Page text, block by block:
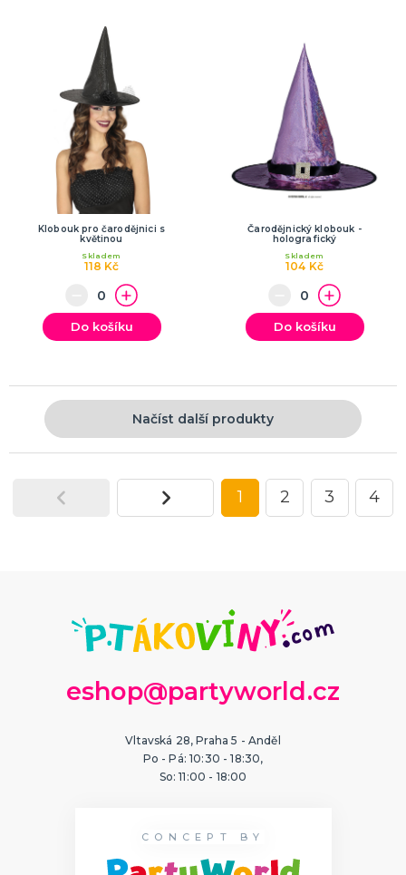
Klobouk pro čarodějnici s
květinou
118 Kč
Skladem
Do košíku
Čarodějnický klobouk -
holografický
104 Kč
Skladem
Do košíku
Načíst další produkty
1 2 3 4
eshop@partyworld.cz
Vltavská 28, Praha 5 - Anděl
Po - Pá: 10:30 - 18:30,
So: 11:00 - 18:00
CONCEPT BY